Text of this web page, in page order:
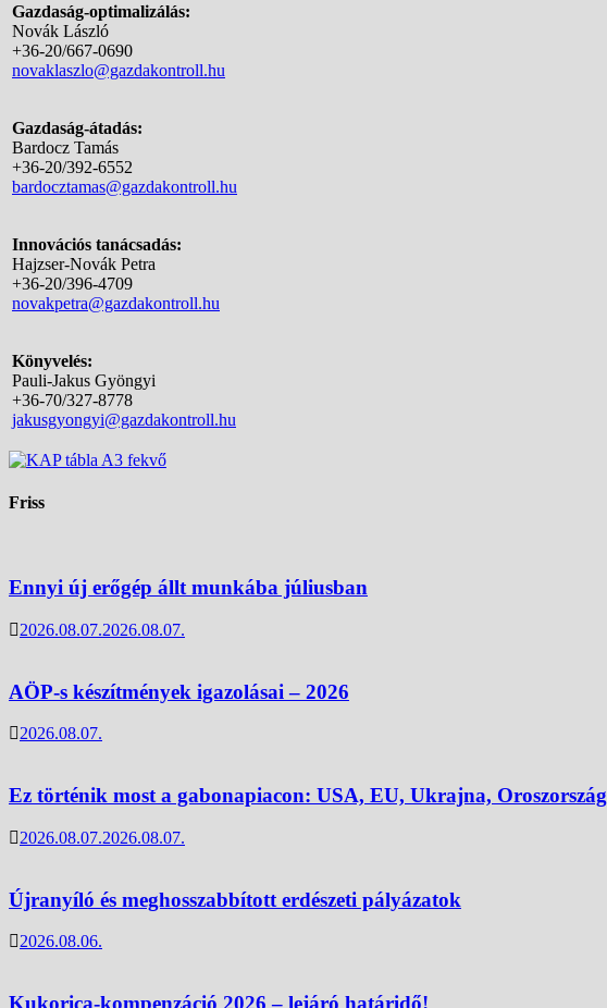
Gazdaság-optimalizálás:
Novák László
+36-20/667-0690
novaklaszlo@gazdakontroll.hu
Gazdaság-átadás:
Bardocz Tamás
+36-20/392-6552
bardocztamas@gazdakontroll.hu
Innovációs tanácsadás:
Hajzser-Novák Petra
+36-20/396-4709
novakpetra@gazdakontroll.hu
Könyvelés:
Pauli-Jakus Gyöngyi
+36-70/327-8778
jakusgyongyi@gazdakontroll.hu
Friss
Ennyi új erőgép állt munkába júliusban
2026.08.07.2026.08.07.
AÖP-s készítmények igazolásai – 2026
2026.08.07.
Ez történik most a gabonapiacon: USA, EU, Ukrajna, Oroszország
2026.08.07.2026.08.07.
Újranyíló és meghosszabbított erdészeti pályázatok
2026.08.06.
Kukorica-kompenzáció 2026 – lejáró határidő!